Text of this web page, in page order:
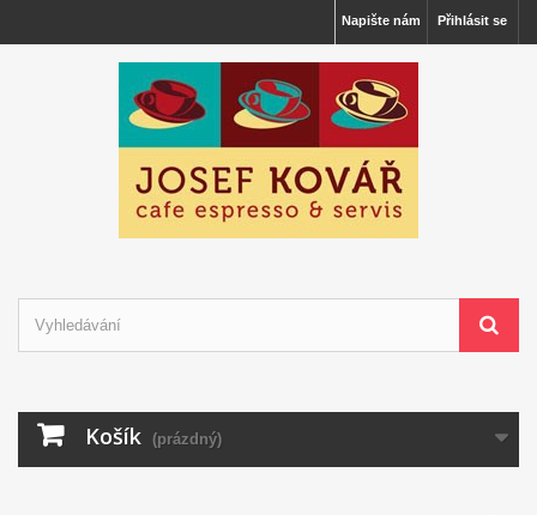
Přihlásit se
Napište nám
Košík (prázdný)